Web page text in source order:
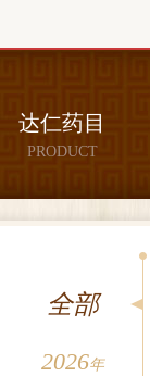
达仁药目
PRODUCT
全部
2026年